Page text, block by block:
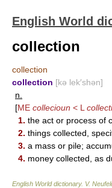
English World
collection
collection
collection [kə lek′shən]
n.
[ME collecioun < L
1. the act or process of
2. things collected,
3. a mass or pile;
4. money collected, as
English World dictionary. V.